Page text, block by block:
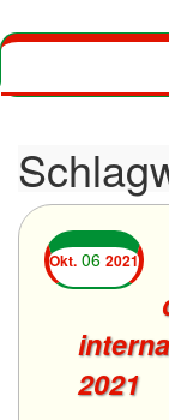
Okt. 06 2021
2021